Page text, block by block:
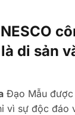
₫.
di sản
Đạo Mẫu được
vì sự độc đáo